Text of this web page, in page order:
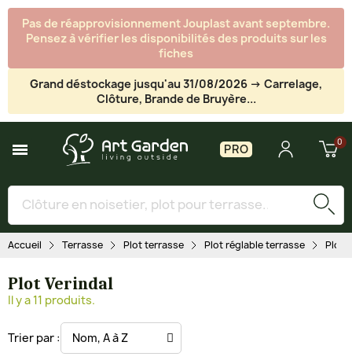
Pas de réapprovisionnement Jouplast avant septembre.
Pensez à vérifier les disponibilités des produits sur les
fiches
Grand déstockage jusqu'au 31/08/2026 -> Carrelage,
Clôture, Brande de Bruyère...
PRO
Accueil Terrasse Plot terrasse Plot réglable terrasse Plot
Plot Verindal
Il y a 11 produits.
Trier par :